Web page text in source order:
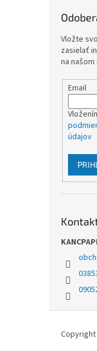
Vložte
zasielať
na
Email
údajov
Copyright